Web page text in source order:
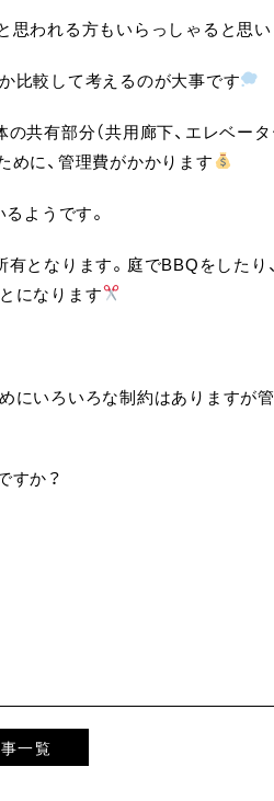
われる方もいらっしゃると思い
比較して考えるのが大事です
共有部分（共用廊下、エレベータ
めに、管理費がかかります
ようです。
となります。庭でBBQをしたり
になります
にいろいろな制約はありますが
すか？
一覧